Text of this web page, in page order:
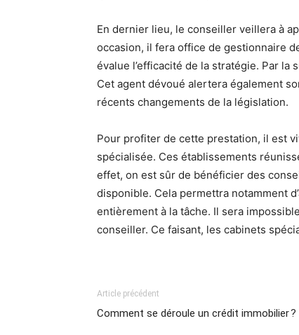
En dernier lieu, le conseiller veillera à
occasion, il fera office de gestionnaire
évalue l’efficacité de la stratégie. Par
Cet agent dévoué alertera également
récents changements de la législation.
Pour profiter de cette prestation, il est
spécialisée. Ces établissements
effet, on est sûr de bénéficier des
disponible. Cela permettra notamment
entièrement à la tâche. Il sera
conseiller. Ce faisant, les cabinets
Article précédent
Comment se déroule un crédit immobilier ?